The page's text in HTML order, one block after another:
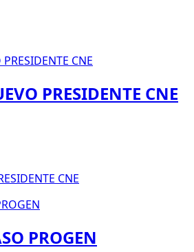
PRESIDENTE CNE
CNE
PROGEN